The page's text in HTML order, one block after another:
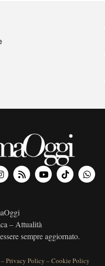
– Attualità
sempre aggiornato.
Privacy Policy –Cookie Policy